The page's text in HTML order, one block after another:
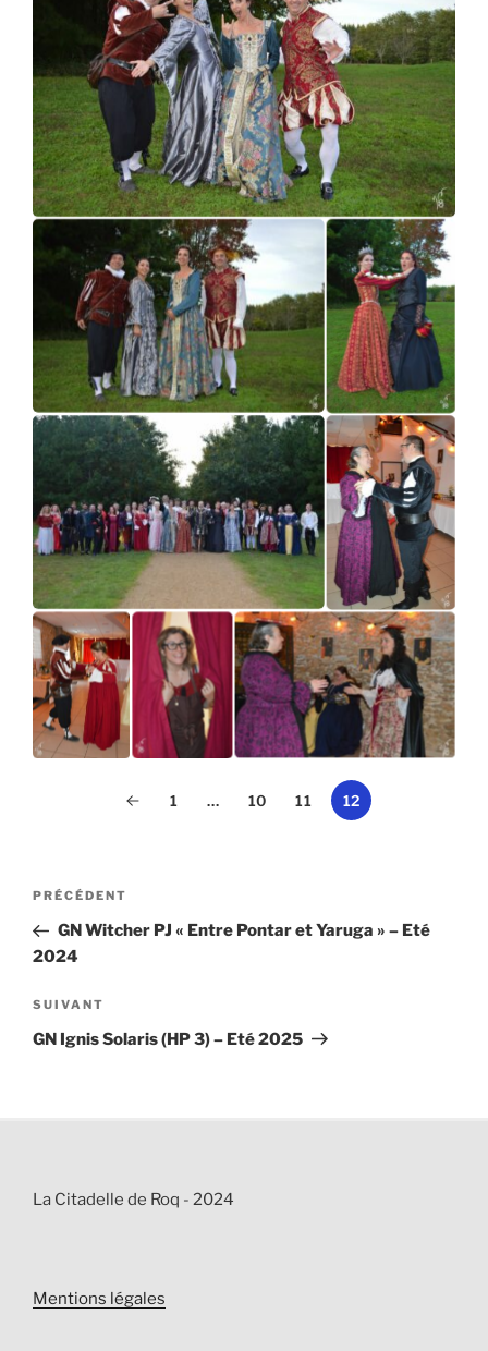
1 … 10 11 12
Navigation
l’article
Article
précédent
PRÉCÉDENT
GN Witcher PJ « Entre Pontar et Yaruga » – Eté
2024
Article
suivant
SUIVANT
GN Ignis Solaris (HP 3) – Eté 2025
La Citadelle de Roq - 2024
Mentions légales